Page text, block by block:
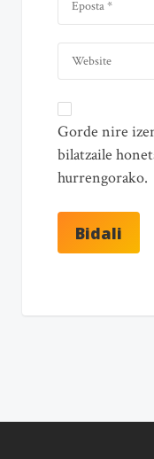
Gorde nire
bilatzaile
hurrengorako.